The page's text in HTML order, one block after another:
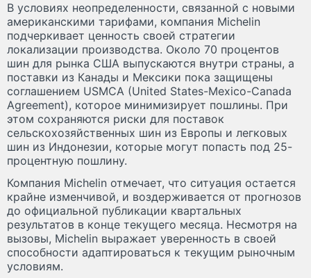
В условиях неопределенности, связанной с новыми
американскими тарифами, компания Michelin
подчеркивает ценность своей стратегии
локализации производства. Около 70 процентов
шин для рынка США выпускаются внутри страны, а
поставки из Канады и Мексики пока защищены
соглашением USMCA (United States-Mexico-Canada
Agreement), которое минимизирует пошлины. При
этом сохраняются риски для поставок
сельскохозяйственных шин из Европы и легковых
шин из Индонезии, которые могут попасть под 25-
процентную пошлину.
Компания Michelin отмечает, что ситуация остается
крайне изменчивой, и воздерживается от прогнозов
до официальной публикации квартальных
результатов в конце текущего месяца. Несмотря на
вызовы, Michelin выражает уверенность в своей
способности адаптироваться к текущим рыночным
условиям.